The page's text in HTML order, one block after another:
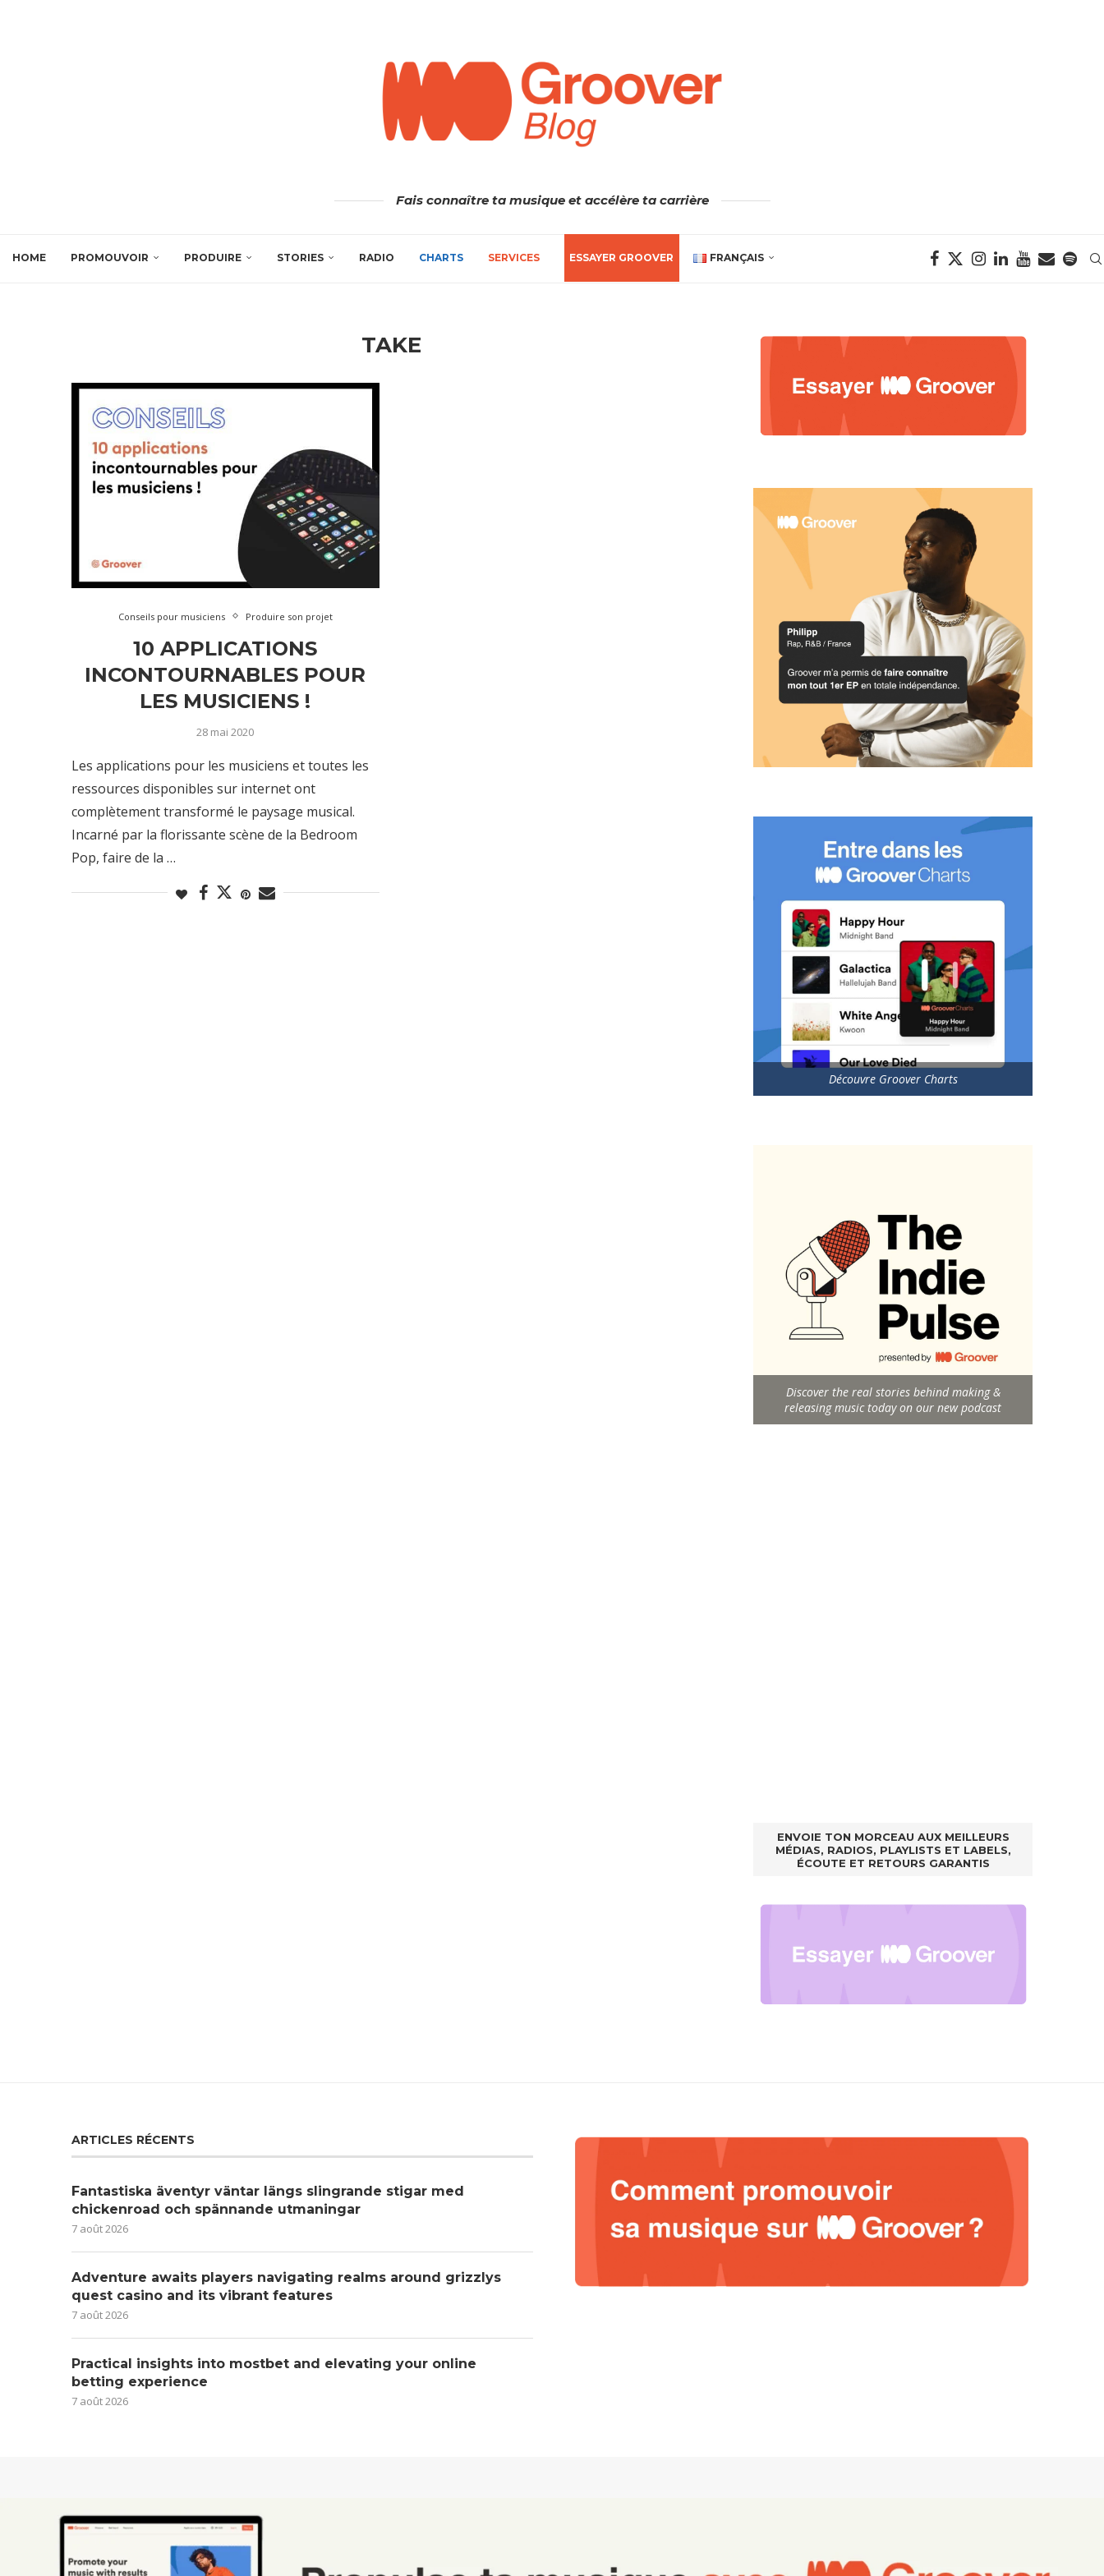
Fais connaître ta musique et accélère ta carrière
HOME PROMOUVOIR PRODUIRE STORIES RADIO CHARTS SERVICES ESSAYER GROOVER FRANÇAIS
TAKE
Conseils pour musiciens Produire son projet
10 APPLICATIONS
INCONTOURNABLES POUR
LES MUSICIENS !
28 mai 2020
Les applications pour les musiciens et toutes les
ressources disponibles sur internet ont
complètement transformé le paysage musical.
Incarné par la florissante scène de la Bedroom
Pop, faire de la …
Découvre Groover Charts
Discover the real stories behind making &
releasing music today on our new podcast
ENVOIE TON MORCEAU AUX MEILLEURS
MÉDIAS, RADIOS, PLAYLISTS ET LABELS,
ÉCOUTE ET RETOURS GARANTIS
ARTICLES RÉCENTS
Fantastiska äventyr väntar längs slingrande stigar med
chickenroad och spännande utmaningar
7 août 2026
Adventure awaits players navigating realms around grizzlys
quest casino and its vibrant features
7 août 2026
Practical insights into mostbet and elevating your online
betting experience
7 août 2026